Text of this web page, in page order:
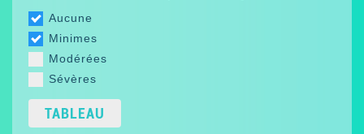
Aucune
Minimes
Modérées
Sévères
TABLEAU